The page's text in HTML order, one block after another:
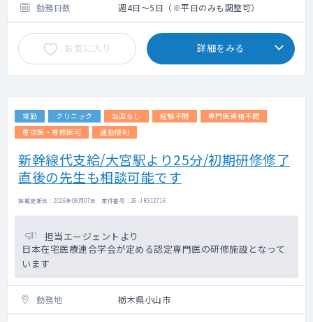
【非指定医の場合】
週4日：1,400万円～1,600万円（応相談）
週5日：1,600万円～1,800万円（応相談）
※上記年収に管理医師手当「180万円/年」を
勤務日数 週4日～5日（※平日のみも調整可）
お気に入り 詳細をみる
常勤 クリニック 当直なし 経験不問
専門医資格不問
専攻医・専修医可
通勤便利
新幹線代支給/大宮駅より25分/初期研修修了
直後の先生も相談可能です
掲載更新日 : 2026年08月07日 案件番号 : 26-JR313716
担当エージェントより
日本在宅医療連合学会が定める認定専門医の研修施設となって
います
勤務地 栃木県小山市